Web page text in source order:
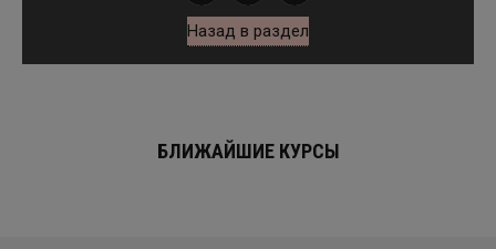
Назад в раздел
БЛИЖАЙШИЕ КУРСЫ